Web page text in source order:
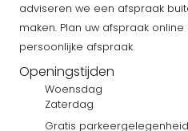
adviseren we een afspraak
maken. Plan uw afspraak
persoonlijke afspraak.
Openingstijden
Woensdag
Zaterdag
Gratis